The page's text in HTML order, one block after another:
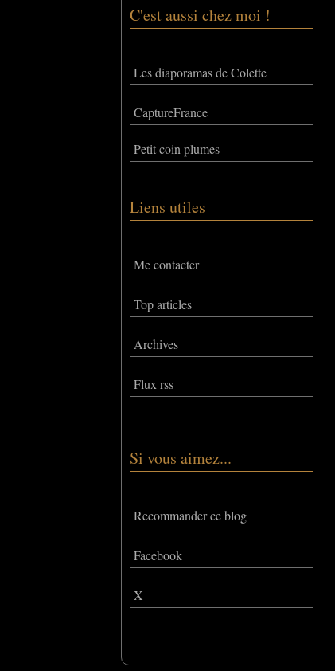
C'est aussi chez moi !
Les diaporamas de Colette
CaptureFrance
Petit coin plumes
Liens utiles
Me contacter
Top articles
Archives
Flux rss
Si vous aimez...
Recommander ce blog
Facebook
X